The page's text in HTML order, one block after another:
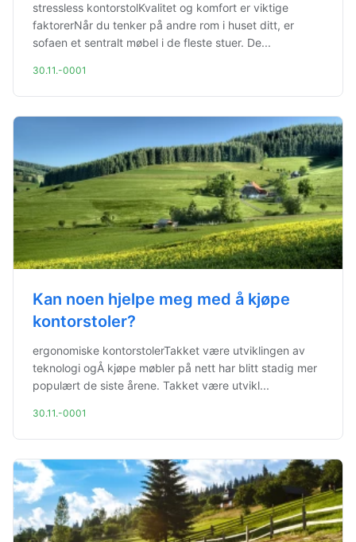
stressless kontorstolKvalitet og komfort er viktige
faktorerNår du tenker på andre rom i huset ditt, er
sofaen et sentralt møbel i de fleste stuer. De...
30.11.-0001
Kan noen hjelpe meg med å kjøpe
kontorstoler?
ergonomiske kontorstolerTakket være utviklingen av
teknologi ogÅ kjøpe møbler på nett har blitt stadig mer
populært de siste årene. Takket være utvikl...
30.11.-0001